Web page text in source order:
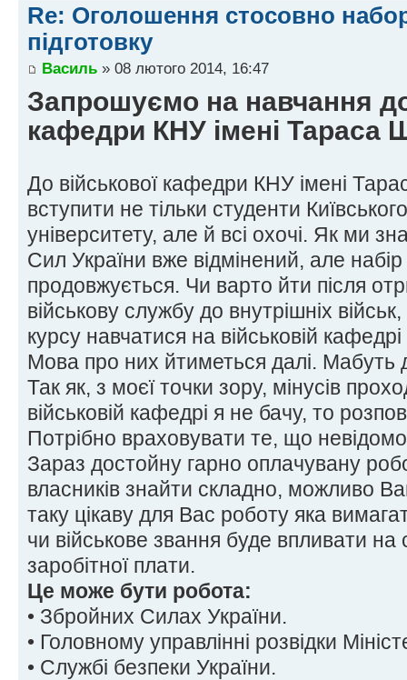
Re: Оголошення стосовно
підготовку
Василь » 08 лютого 2014, 16:47
Запрошуємо на навчання до
кафедри КНУ імені Тараса
До військової кафедри КНУ імені
вступити не тільки студенти
університету, але й всі охочі. Як ми
Сил України вже відмінений, але набір
продовжується. Чи варто йти після
військову службу до внутрішніх
курсу навчатися на військовій
Мова про них йтиметься далі. Мабуть
Так як, з моєї точки зору, мінусів
військовій кафедрі я не бачу, то
Потрібно враховувати те, що
Зараз достойну гарно оплачувану
власників знайти складно, можливо
таку цікаву для Вас роботу яка
чи військове звання буде впливати на
заробітної плати.
Це може бути робота:
• Збройних Силах України.
• Головному управлінні розвідки
• Службі безпеки України.